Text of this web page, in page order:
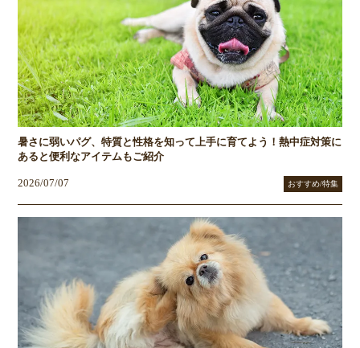
暑さに弱いパグ、特質と性格を知って上手に育てよう！熱中症対策に
あると便利なアイテムもご紹介
2026/07/07 おすすめ/特集